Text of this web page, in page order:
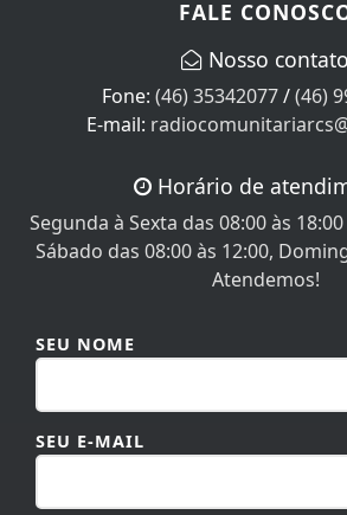
FALE
Nosso contato
Fone: (46) 35342077/(46)
E-mail:
Horário de
Segunda à Sexta das 08:00 às
Sábado das 08:00 às 12:00,
Atendemos!
SEU NOME
SEU E-MAIL